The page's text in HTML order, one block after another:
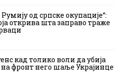
од српске окупације“:
открива шта заправо траже
кад толико воли да убија
на фронт него шаље Украјинце